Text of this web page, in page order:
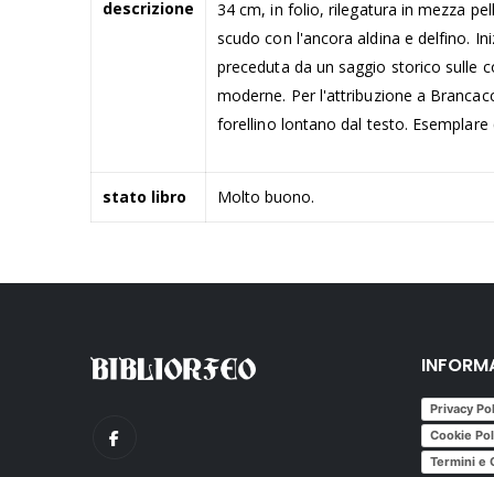
descrizione
34 cm, in folio, rilegatura in mezza
scudo con l'ancora aldina e delfino.
preceduta da un saggio storico sulle
moderne. Per l'attribuzione a
forellino lontano dal testo.
stato libro Molto buono.
Privacy
Cookie
Termini e